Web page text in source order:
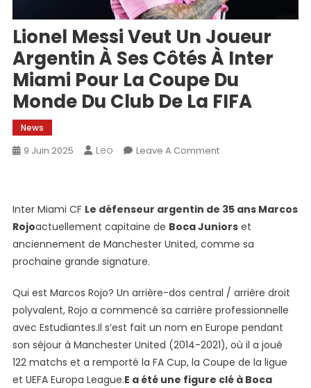
Lionel Messi Veut Un Joueur
Argentin À Ses Côtés À Inter
Miami Pour La Coupe Du
Monde Du Club De La FIFA
News
9 Juin 2025 Leo Leave A CommentOn
Un
Joueur
Argentin
Côtés
À
Inter
Miami
Pour
La
Inter Miami CF Le défenseur argentin de 35 ans Marcos
Rojoactuellement capitaine de Boca Juniorset
anciennement de Manchester United, comme sa
prochaine grande signature.
Qui est Marcos Rojo? Un arrière-dos central / arrière droit
polyvalent, Rojo a commencé sa carrière professionnelle
avec Estudiantes.Il s’est fait un nom en Europe pendant
son séjour à Manchester United (2014-2021), où il a joué
122 matchs et a remporté la FA Cup, la Coupe de la ligue
et UEFA Europa League.E a été une figure clé à Boca